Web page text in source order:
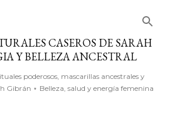
CASEROS DE SARAH
Y BELLEZA ANCESTRAL
poderosos, mascarillas ancestrales y
Gibrán ⋆ Belleza, salud y energía femenina